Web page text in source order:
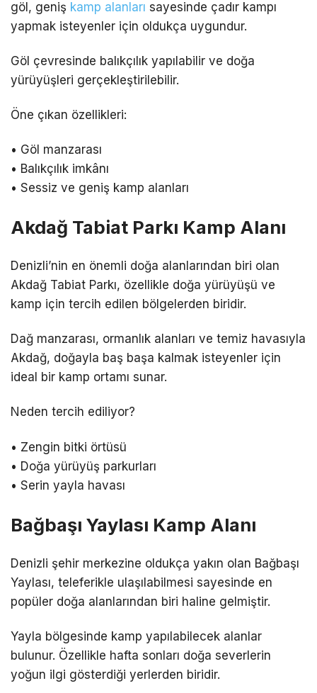
göl, geniş kamp alanları sayesinde çadır kampı
yapmak isteyenler için oldukça uygundur.
Göl çevresinde balıkçılık yapılabilir ve doğa
yürüyüşleri gerçekleştirilebilir.
Öne çıkan özellikleri:
• Göl manzarası
• Balıkçılık imkânı
• Sessiz ve geniş kamp alanları
Akdağ Tabiat Parkı Kamp Alanı
Denizli’nin en önemli doğa alanlarından biri olan
Akdağ Tabiat Parkı, özellikle doğa yürüyüşü ve
kamp için tercih edilen bölgelerden biridir.
Dağ manzarası, ormanlık alanları ve temiz havasıyla
Akdağ, doğayla baş başa kalmak isteyenler için
ideal bir kamp ortamı sunar.
Neden tercih ediliyor?
• Zengin bitki örtüsü
• Doğa yürüyüş parkurları
• Serin yayla havası
Bağbaşı Yaylası Kamp Alanı
Denizli şehir merkezine oldukça yakın olan Bağbaşı
Yaylası, teleferikle ulaşılabilmesi sayesinde en
popüler doğa alanlarından biri haline gelmiştir.
Yayla bölgesinde kamp yapılabilecek alanlar
bulunur. Özellikle hafta sonları doğa severlerin
yoğun ilgi gösterdiği yerlerden biridir.